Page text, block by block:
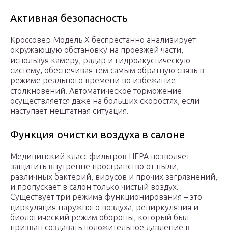
Активная безопасность
Кроссовер Модель Х беспрестанно анализирует
окружающую обстановку на проезжей части,
используя камеру, радар и гидроакустическую
систему, обеспечивая тем самым обратную связь в
режиме реального времени во избежание
столкновений. Автоматическое торможение
осуществляется даже на больших скоростях, если
наступает нештатная ситуация.
Функция очистки воздуха в салоне
Медицинский класс фильтров НЕРА позволяет
защитить внутренне пространство от пыли,
различных бактерий, вирусов и прочих загрязнений,
и пропускает в салон только чистый воздух.
Существует три режима функционирования – это
циркуляция наружного воздуха, рециркуляция и
биологический режим обороны, который был
призван создавать положительное давление в